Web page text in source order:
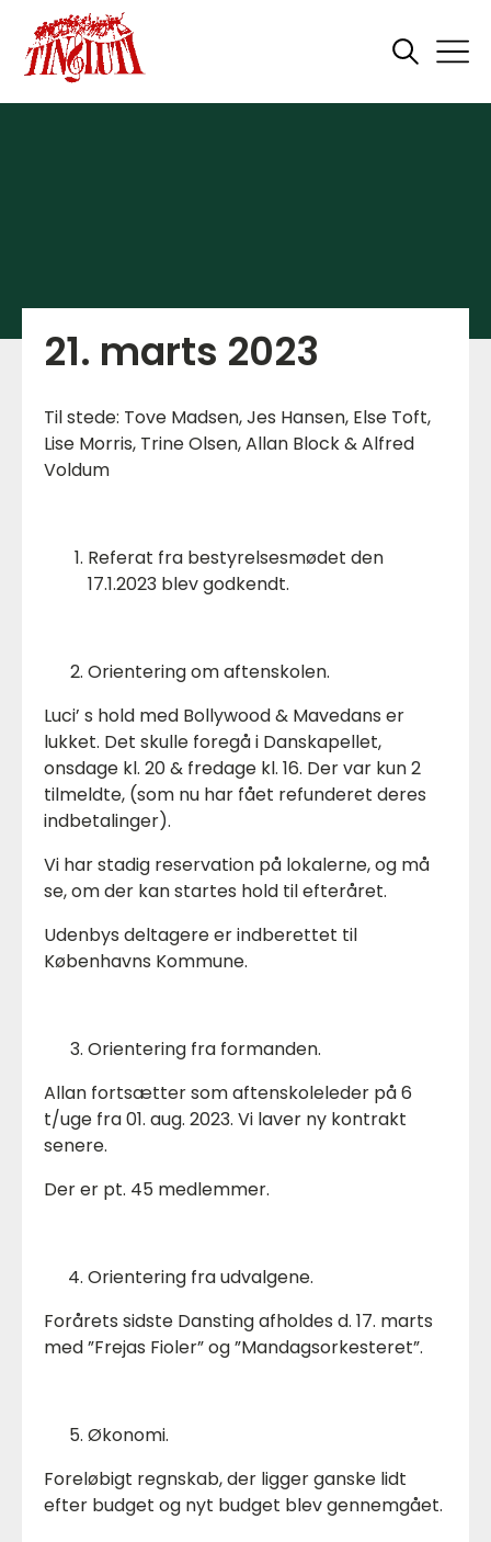
21. marts 2023
Til stede: Tove Madsen, Jes Hansen, Else Toft,
Lise Morris, Trine Olsen, Allan Block & Alfred
Voldum
Referat fra bestyrelsesmødet den
17.1.2023 blev godkendt.
Orientering om aftenskolen.
Luci’ s hold med Bollywood & Mavedans er
lukket. Det skulle foregå i Danskapellet,
onsdage kl. 20 & fredage kl. 16. Der var kun 2
tilmeldte, (som nu har fået refunderet deres
indbetalinger).
Vi har stadig reservation på lokalerne, og må
se, om der kan startes hold til efteråret.
Udenbys deltagere er indberettet til
Københavns Kommune.
Orientering fra formanden.
Allan fortsætter som aftenskoleleder på 6
t/uge fra 01. aug. 2023. Vi laver ny kontrakt
senere.
Der er pt. 45 medlemmer.
Orientering fra udvalgene.
Forårets sidste Dansting afholdes d. 17. marts
med ”Frejas Fioler” og ”Mandagsorkesteret”.
Økonomi.
Foreløbigt regnskab, der ligger ganske lidt
efter budget og nyt budget blev gennemgået.